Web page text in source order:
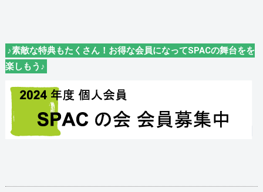
♪素敵な特典もたくさん！お得な会員になってSPACの舞台をを
楽しもう♪